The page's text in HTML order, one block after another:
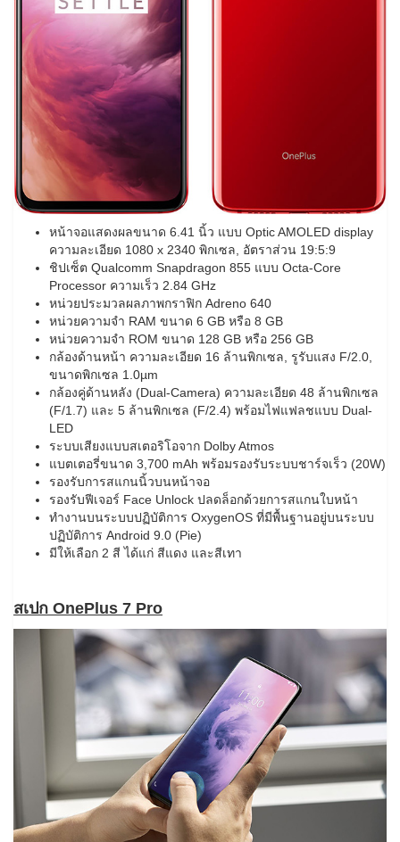
หน้าจอแสดงผลขนาด 6.41 นิ้ว แบบ Optic AMOLED display
ความละเอียด 1080 x 2340 พิกเซล, อัตราส่วน 19:5:9
ชิปเซ็ต Qualcomm Snapdragon 855 แบบ Octa-Core
Processor ความเร็ว 2.84 GHz
หน่วยประมวลผลภาพกราฟิก Adreno 640
หน่วยความจำ RAM ขนาด 6 GB หรือ 8 GB
หน่วยความจำ ROM ขนาด 128 GB หรือ 256 GB
กล้องด้านหน้า ความละเอียด 16 ล้านพิกเซล, รูรับแสง F/2.0,
ขนาดพิกเซล 1.0µm
กล้องคู่ด้านหลัง (Dual-Camera) ความละเอียด 48 ล้านพิกเซล
(F/1.7) และ 5 ล้านพิกเซล (F/2.4) พร้อมไฟแฟลชแบบ Dual-
LED
ระบบเสียงแบบสเตอริโอจาก Dolby Atmos
แบตเตอรี่ขนาด 3,700 mAh พร้อมรองรับระบบชาร์จเร็ว (20W)
รองรับการสแกนนิ้วบนหน้าจอ
รองรับฟีเจอร์ Face Unlock ปลดล็อกด้วยการสแกนใบหน้า
ทำงานบนระบบปฏิบัติการ OxygenOS ที่มีพื้นฐานอยู่บนระบบ
ปฏิบัติการ Android 9.0 (Pie)
มีให้เลือก 2 สี ได้แก่ สีแดง และสีเทา
สเปก OnePlus 7 Pro